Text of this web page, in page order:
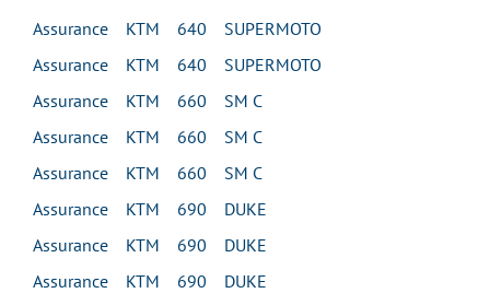
Assurance KTM 640 SUPERMOTO
Assurance KTM 640 SUPERMOTO
Assurance KTM 660 SM C
Assurance KTM 660 SM C
Assurance KTM 660 SM C
Assurance KTM 690 DUKE
Assurance KTM 690 DUKE
Assurance KTM 690 DUKE